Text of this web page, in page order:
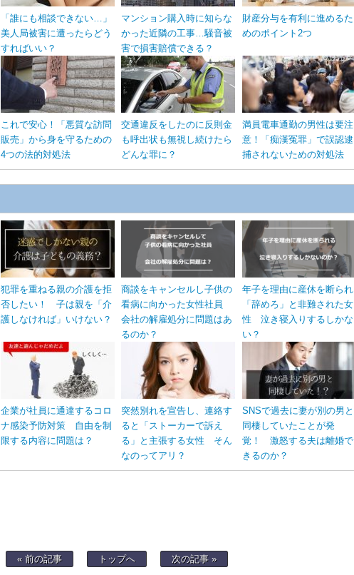
「誰にも相談できない…」
美人局被害に遭ったらどう
すればいい？
マンション購入時に知らな
かった近隣の工事…騒音被
害で損害賠償できる？
財産分与を有利に進めるた
めのポイント2つ
これで安心！「悪質な訪問
販売」から身を守るための
4つの法的対処法
交通違反をしたのに反則金
も呼出状も無視し続けたら
どんな罪に？
満員電車通勤の男性は要注
意！「痴漢冤罪」で誤認逮
捕されないための対処法
犯罪を重ねる親の介護を拒
否したい！ 子は親を「介
護しなければ」いけない？
商談をキャンセルし子供の
看病に向かった女性社員
会社の解雇処分に問題はあ
るのか？
年子を理由に産休を断られ
「辞めろ」と非難された女
性 泣き寝入りするしかな
い？
企業が社員に通達するコロ
ナ感染予防対策 自由を制
限する内容に問題は？
突然別れを宣告し、連絡す
ると「ストーカーで訴え
る」と主張する女性 そん
なのってアリ？
SNSで過去に妻が別の男と
同棲していたことが発
覚！ 激怒する夫は離婚で
きるのか？
« 前の記事 トップへ 次の記事 »